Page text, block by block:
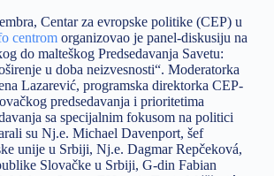
Centar za evropske politike (CEP) u
centrom organizovao je panel-diskusiju na
do malteškog Predsedavanja Savetu:
u doba neizvesnosti“. Moderatorka
Lazarević, programska direktorka CEP-
predsedavanja i prioritetima
sa specijalnim fokusom na politici
su Nj.e. Michael Davenport, šef
unije u Srbiji, Nj.e. Dagmar Repčeková,
Slovačke u Srbiji, G-din Fabian